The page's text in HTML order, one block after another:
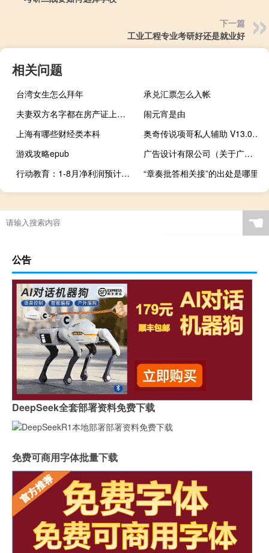
下一篇
工业工程专业考研好还是就业好
相关问题
台湾女生怎么拜年
承兑汇票怎么入帐
夫妻双方名字都在房产证上离婚后怎么办
闹元宵是由
上海有哪些财经类本科
奥奇传说项哥私人辅助 V13.0 绿色最新版（奥奇传说项哥私人辅助 V13.0 绿色最新版功能简介）
游戏攻略epub
广告设计有限公司（关于广告设计有限公司的介绍）
行动教育：1-8月净利润预计同比增加74%到84%
“章奏批答相关接”的出处是哪里
☚
公告
DeepSeek全套部署资料免费下载
免费可商用字体批量下载